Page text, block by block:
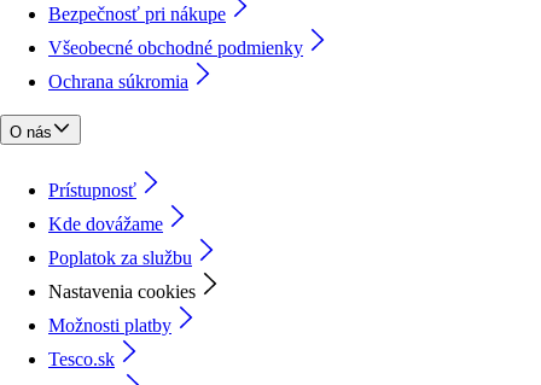
Bezpečnosť pri nákupe
Všeobecné obchodné podmienky
Ochrana súkromia
O nás
Prístupnosť
Kde dovážame
Poplatok za službu
Nastavenia cookies
Možnosti platby
Tesco.sk